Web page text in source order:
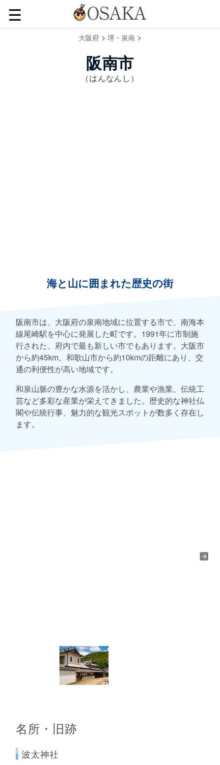
☰
大阪府 > 堺・泉南 >
阪南市
（はんなんし）
海と山に囲まれた歴史の街
阪南市は、大阪府の泉南地域に位置する市で、南海本
線尾崎駅を中心に発展した町です。1991年に市制施
行された、府内で最も新しい市でもあります。大阪市
から約45km、和歌山市から約10kmの距離にあり、交
通の利便性が高い地域です。
和泉山脈の豊かな水源を活かし、農業や漁業、伝統工
芸など多彩な産業が栄えてきました。歴史的な神社仏
閣や伝統行事、魅力的な観光スポットが数多く存在し
ます。
名所・旧跡
波太神社